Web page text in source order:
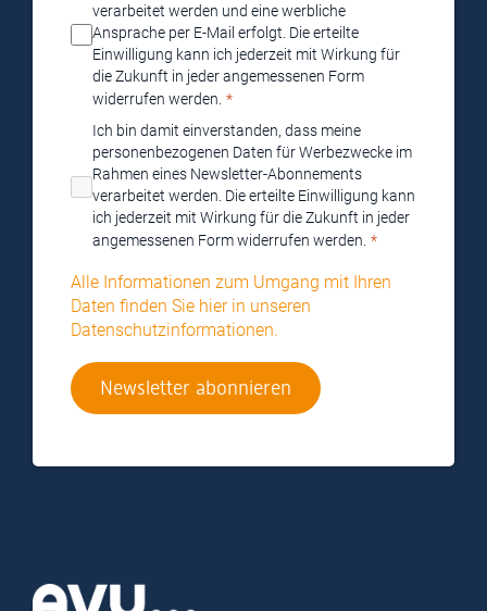
verarbeitet werden und eine werbliche
Ansprache per E-Mail erfolgt. Die erteilte
Einwilligung kann ich jederzeit mit Wirkung für
die Zukunft in jeder angemessenen Form
widerrufen werden.
Ich bin damit einverstanden, dass meine
personenbezogenen Daten für Werbezwecke im
Rahmen eines Newsletter-Abonnements
verarbeitet werden. Die erteilte Einwilligung kann
ich jederzeit mit Wirkung für die Zukunft in jeder
angemessenen Form widerrufen werden.
Alle Informationen zum Umgang mit Ihren
Daten finden Sie hier in unseren
Datenschutzinformationen.
Newsletter abonnieren
Zur Startseite